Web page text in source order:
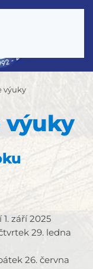
výuky
výuky
září 2025
29. ledna
26. června